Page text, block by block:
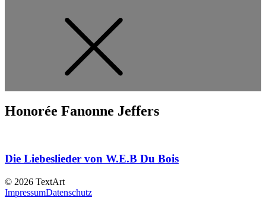
Honorée Fanonne Jeffers
Die Liebeslieder von W.E.B Du Bois
© 2026 TextArt
ImpressumDatenschutz